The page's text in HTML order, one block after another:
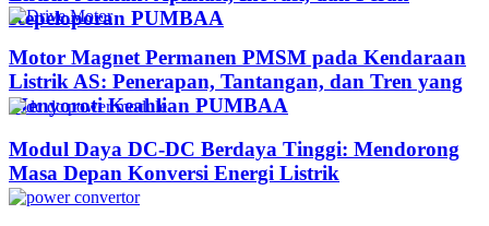
Kepeloporan PUMBAA​
Motor Magnet Permanen PMSM pada Kendaraan
Listrik AS: Penerapan, Tantangan, dan Tren yang
Menyoroti Keahlian PUMBAA​
Modul Daya DC-DC Berdaya Tinggi: Mendorong
Masa Depan Konversi Energi Listrik